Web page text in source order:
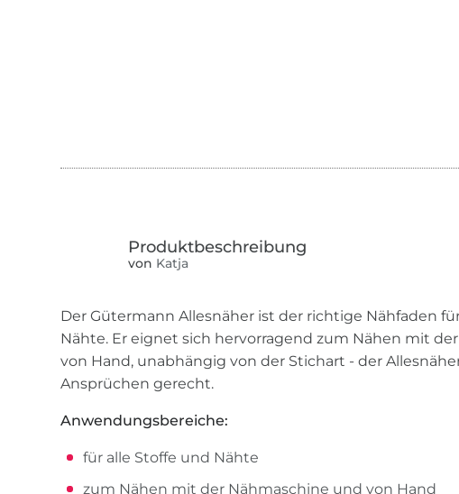
von Katja
Der Gütermann Allesnäher ist der richtige Nähfaden
Nähte. Er eignet sich hervorragend zum Nähen mit
von Hand, unabhängig von der Stichart - der
Ansprüchen gerecht.
Anwendungsbereiche:
für alle Stoffe und Nähte
zum Nähen mit der Nähmaschine und von Hand